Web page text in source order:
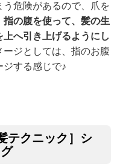
危険があるので、爪を
指の腹を使って、髪の生
へ引き上げるようにし
ージとしては、指のお腹
ジする感じで♪
テクニック］シ